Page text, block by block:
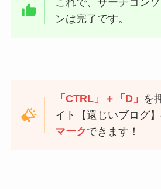
これで、サーチコン
ンは完了です。
「CTRL」＋「D」 を
イト【還じいブログ
マークできます！